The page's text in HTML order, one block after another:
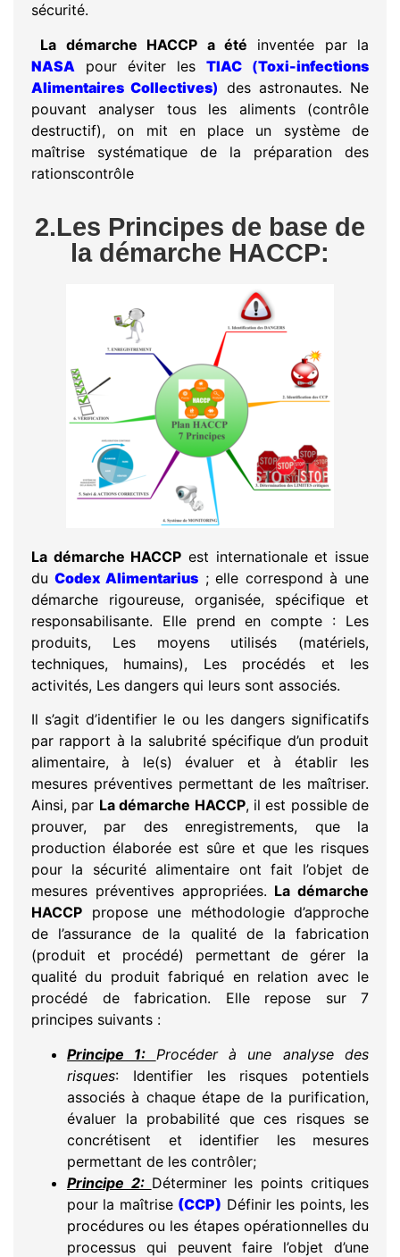
sécurité.
La démarche HACCP a été inventée par la
NASA pour éviter les TIAC (Toxi-infections
Alimentaires Collectives) des astronautes. Ne
pouvant analyser tous les aliments (contrôle
destructif), on mit en place un système de
maîtrise systématique de la préparation des
rationscontrôle
2.Les Principes de base de
la démarche HACCP:
La démarche HACCP est internationale et issue
du Codex Alimentarius ; elle correspond à une
démarche rigoureuse, organisée, spécifique et
responsabilisante. Elle prend en compte : Les
produits, Les moyens utilisés (matériels,
techniques, humains), Les procédés et les
activités, Les dangers qui leurs sont associés.
Il s’agit d’identifier le ou les dangers significatifs
par rapport à la salubrité spécifique d’un produit
alimentaire, à le(s) évaluer et à établir les
mesures préventives permettant de les maîtriser.
Ainsi, par La démarche HACCP, il est possible de
prouver, par des enregistrements, que la
production élaborée est sûre et que les risques
pour la sécurité alimentaire ont fait l’objet de
mesures préventives appropriées. La démarche
HACCP propose une méthodologie d’approche
de l’assurance de la qualité de la fabrication
(produit et procédé) permettant de gérer la
qualité du produit fabriqué en relation avec le
procédé de fabrication. Elle repose sur 7
principes suivants :
Principe 1: Procéder à une analyse des
risques: Identifier les risques potentiels
associés à chaque étape de la purification,
évaluer la probabilité que ces risques se
concrétisent et identifier les mesures
permettant de les contrôler;
Principe 2: Déterminer les points critiques
pour la maîtrise (CCP) Définir les points, les
procédures ou les étapes opérationnelles du
processus qui peuvent faire l’objet d’une